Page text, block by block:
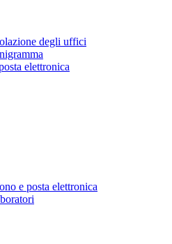
degli uffici
elettronica
e posta elettronica